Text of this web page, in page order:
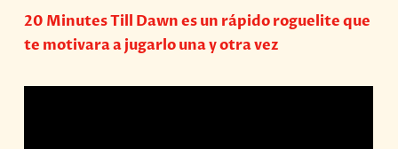
20 Minutes Till Dawn es un rápido roguelite que
te motivara a jugarlo una y otra vez